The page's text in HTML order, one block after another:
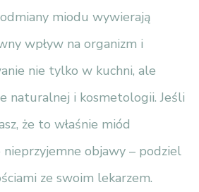
miodu wywierają
wpływ na organizm i
nie tylko w kuchni, ale
naturalnej i kosmetologii. Jeśli
że to właśnie miód
nieprzyjemne objawy – podziel
ze swoim lekarzem.